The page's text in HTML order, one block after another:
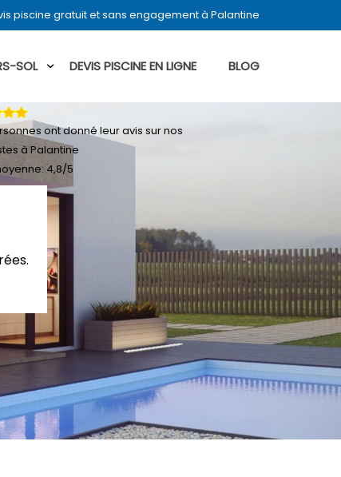
piscine gratuit et sans engagement à Palantine
SOL DEVIS PISCINE EN LIGNE BLOG
ont donné leuravis sur nos
à Palantine
4,8/5